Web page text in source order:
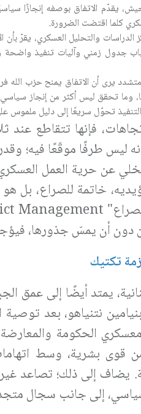
يقدّم الاتفاق بوصفه إنجازًا
كلما اقتضت الضرورة.
الدراسات والتحليل العسكري،
جدول زمني وآليات تنفيذ
يرى أن الاتفاق يمنح حزب
وما تحقق ليس أكثر من إنجاز
تحوّل سريعًا إلى دليل ملموس
فإنها تتقاطع
ليس طرفًا موقّعًا فيه؛
عن حرية العمل
خاتمة للصراع، بل
Management
أن يمسّ جذورها،
تكتيك
يمتد أيضًا إلى عمق
نتنياهو، بعد
الحكومة
قوى بشرية، وسط
يضاف إلى ذلك؛ تصاعد
إلى جانب سجال